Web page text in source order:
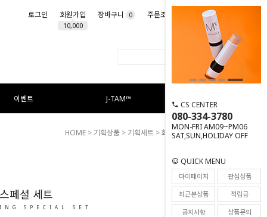
로그인 회원가입
10,000
장바구니 0 주문조회 마이페이지
이벤트 J-TAM™
CS CENTER
080-334-3780
MON-FRI AM09~PM06
SAT,SUN,HOLIDAY OFF
QUICK MENU
마이페이지
관심상품
최근본상품
적립금
공지사항
상품문의
HOME > 기획상품 > 기획세트 > 화이트닝 스페셜 세트
9
페셜 세트
SPECIAL SET